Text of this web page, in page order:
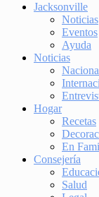
Jacksonville
Noticias
Eventos
Ayuda
Noticias
Hogar
Recetas
En
Consejería
Salud